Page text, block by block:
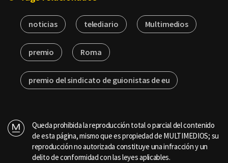
noticias telediario Multimedios
premio Roma
premio del sindicato de guionistas de eu
Queda prohibida la reproducción total o parcial del contenido
de esta página, mismo que es propiedad de MULTIMEDIOS; su
reproducción no autorizada constituye una infracción y un
delito de conformidad con las leyes aplicables.